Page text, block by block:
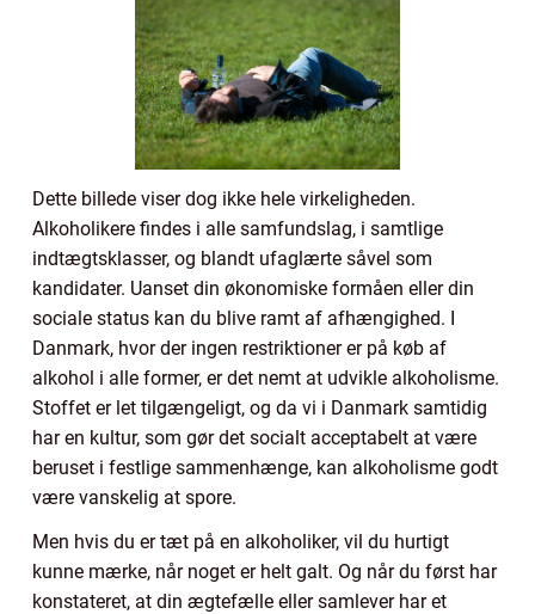
Dette billede viser dog ikke hele virkeligheden.
Alkoholikere findes i alle samfundslag, i samtlige
indtægtsklasser, og blandt ufaglærte såvel som
kandidater. Uanset din økonomiske formåen eller din
sociale status kan du blive ramt af afhængighed. I
Danmark, hvor der ingen restriktioner er på køb af
alkohol i alle former, er det nemt at udvikle alkoholisme.
Stoffet er let tilgængeligt, og da vi i Danmark samtidig
har en kultur, som gør det socialt acceptabelt at være
beruset i festlige sammenhænge, kan alkoholisme godt
være vanskelig at spore.
Men hvis du er tæt på en alkoholiker, vil du hurtigt
kunne mærke, når noget er helt galt. Og når du først har
konstateret, at din ægtefælle eller samlever har et